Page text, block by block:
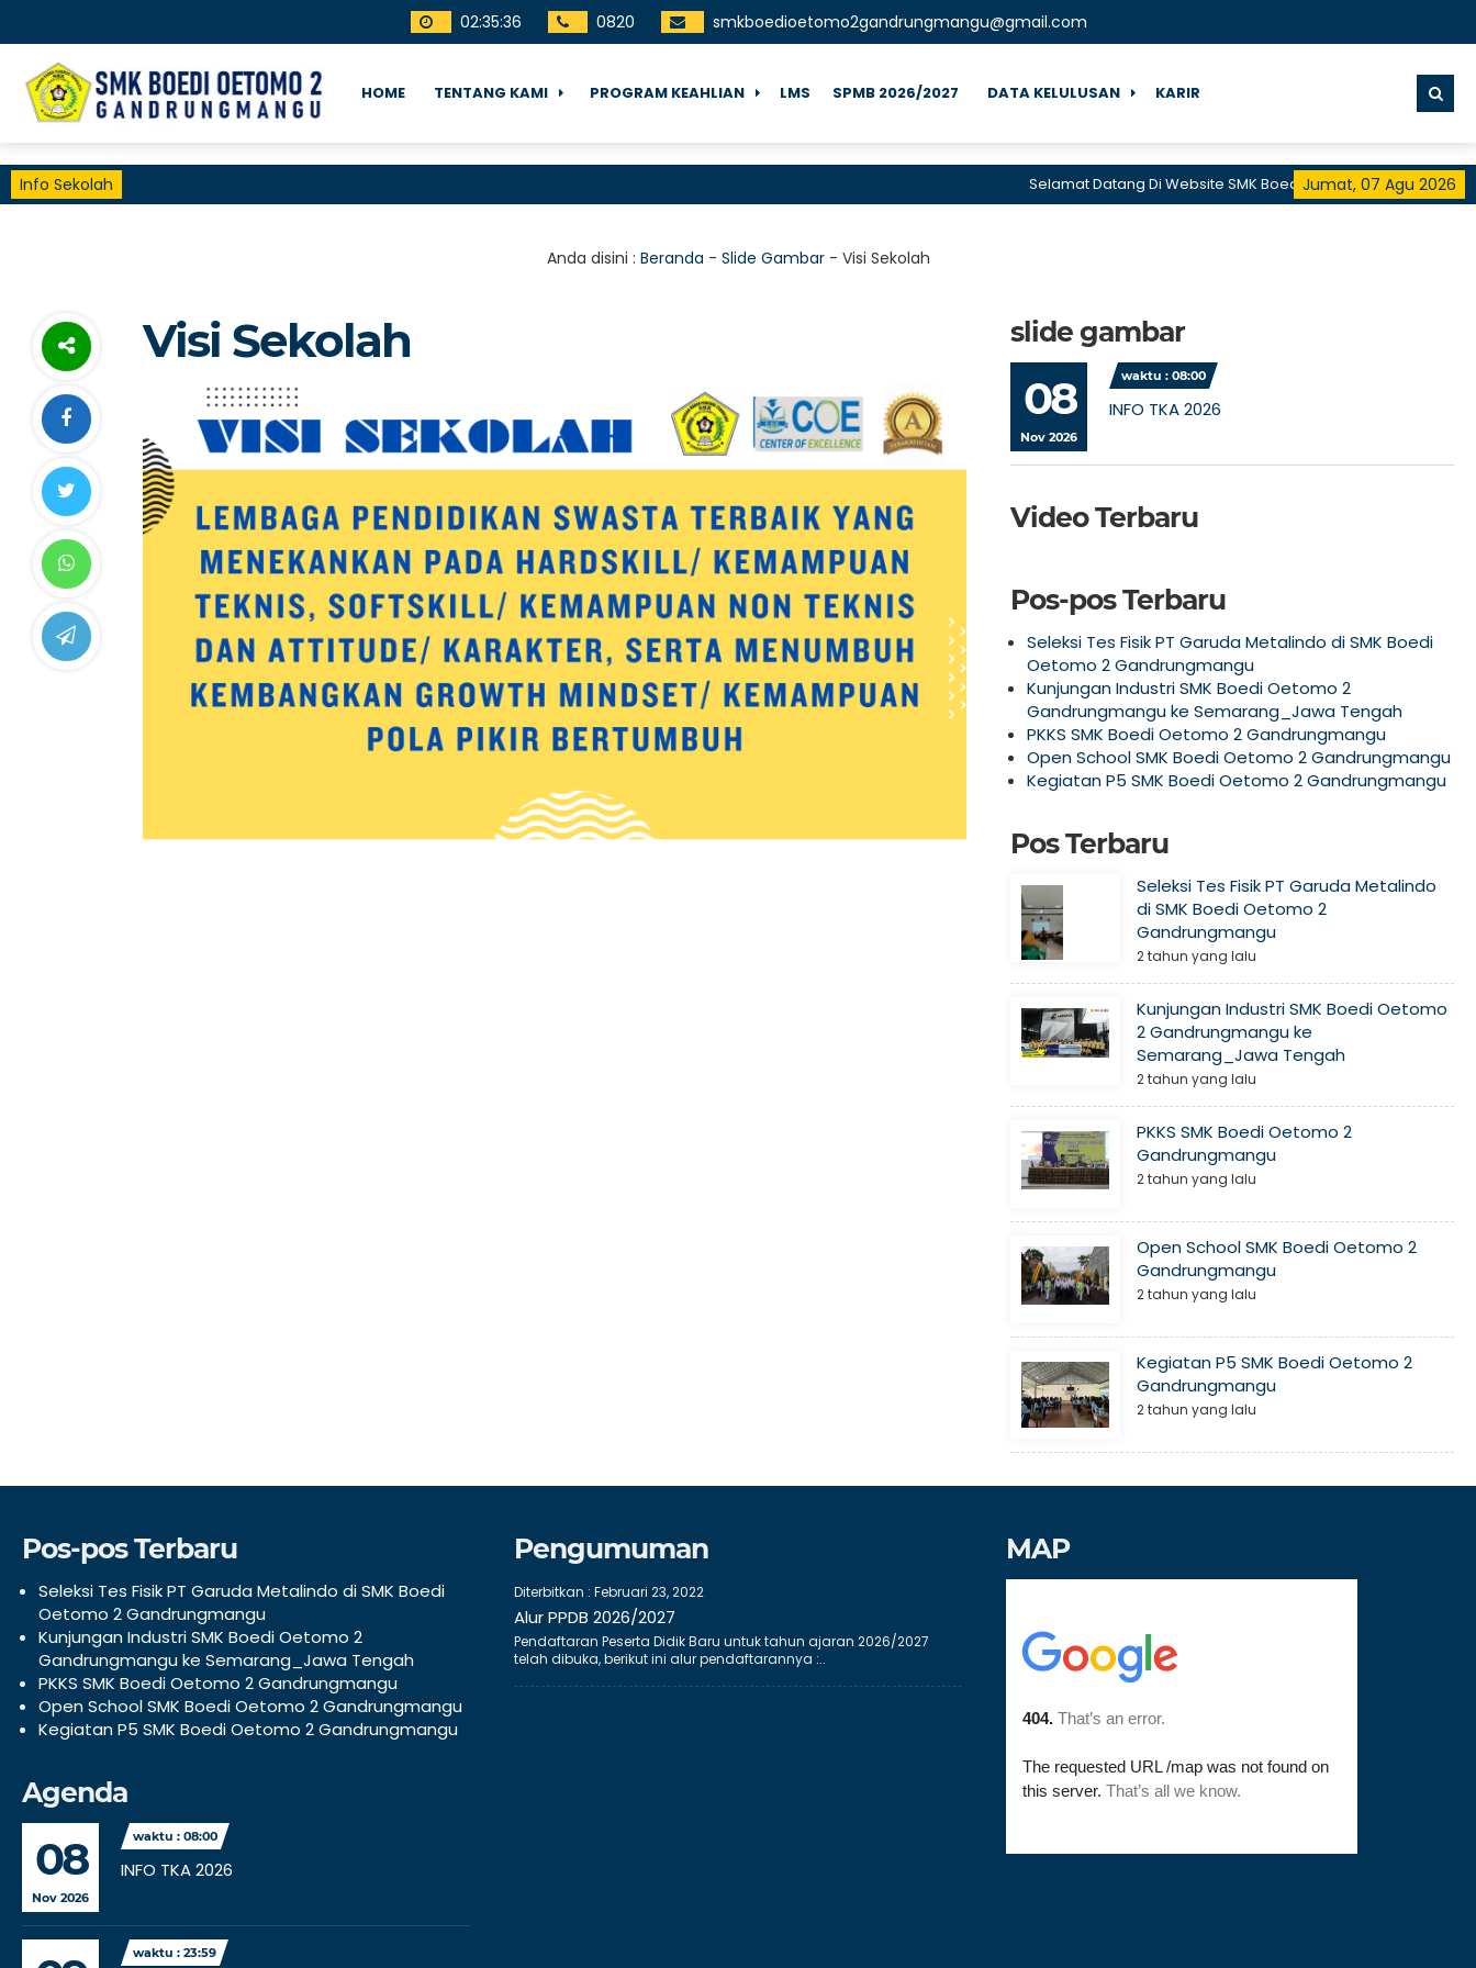
02:35:36 0820 smkboedioetomo2gandrungmangu@gmail.com
HOME TENTANG KAMI PROGRAM KEAHLIAN LMS SPMB 2026/2027 DATA KELULUSAN KARIR
Info Sekolah Jumat, 07 Agu 2026
Selamat Datang Di Website SMK Boedi Oetomo 2
Anda disini : Beranda - Slide Gambar- Visi Sekolah
Visi Sekolah slide gambar
08
Nov 2026
waktu : 08:00
INFO TKA 2026
Video Terbaru
Pos-pos Terbaru
Seleksi Tes Fisik PT Garuda Metalindo di SMK Boedi
Oetomo 2 Gandrungmangu
Kunjungan Industri SMK Boedi Oetomo 2
Gandrungmangu ke Semarang_Jawa Tengah
PKKS SMK Boedi Oetomo 2 Gandrungmangu
Open School SMK Boedi Oetomo 2 Gandrungmangu
Kegiatan P5 SMK Boedi Oetomo 2 Gandrungmangu
Pos Terbaru
Seleksi Tes Fisik PT Garuda Metalindo
di SMK Boedi Oetomo 2
Gandrungmangu
2 tahun yang lalu
Kunjungan Industri SMK Boedi Oetomo
2 Gandrungmangu ke
Semarang_Jawa Tengah
2 tahun yang lalu
PKKS SMK Boedi Oetomo 2
Gandrungmangu
2 tahun yang lalu
Open School SMK Boedi Oetomo 2
Gandrungmangu
2 tahun yang lalu
Kegiatan P5 SMK Boedi Oetomo 2
Gandrungmangu
2 tahun yang lalu
Pos-pos Terbaru
Seleksi Tes Fisik PT Garuda Metalindo di SMK Boedi
Oetomo 2 Gandrungmangu
Kunjungan Industri SMK Boedi Oetomo 2
Gandrungmangu ke Semarang_Jawa Tengah
PKKS SMK Boedi Oetomo 2 Gandrungmangu
Open School SMK Boedi Oetomo 2 Gandrungmangu
Kegiatan P5 SMK Boedi Oetomo 2 Gandrungmangu
Agenda
08
Nov 2026
waktu : 08:00
INFO TKA 2026
waktu : 23:59
Pengumuman
Diterbitkan : Februari 23, 2022
Alur PPDB 2026/2027
Pendaftaran Peserta Didik Baru untuk tahun ajaran 2026/2027
telah dibuka, berikut ini alur pendaftarannya :..
MAP